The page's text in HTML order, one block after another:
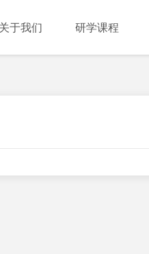
关于我们 研学课程